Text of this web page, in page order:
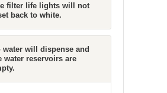
filter life lights will not
back to white.
water will dispense and
water reservoirs are